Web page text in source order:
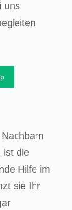
uns
ist die
Hilfe im
sie Ihr